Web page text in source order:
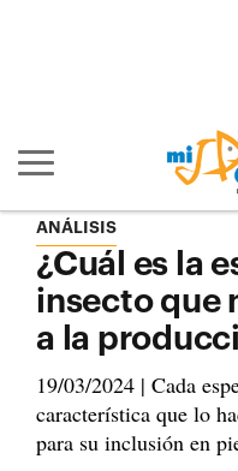
Mostrar/ocultar
ANÁLISIS
¿Cuál es la
insecto que
a la
19/03/2024 | Cada
característica que lo
para su inclusión en